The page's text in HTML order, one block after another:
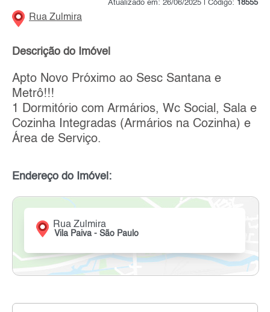
Atualizado em: 26/06/2025 | Código: 18555
Rua Zulmira
Descrição do Imóvel
Apto Novo Próximo ao Sesc Santana e
Metrô!!!
1 Dormitório com Armários, Wc Social, Sala e
Cozinha Integradas (Armários na Cozinha) e
Área de Serviço.
Endereço do Imóvel:
Rua Zulmira
Vila Paiva - São Paulo